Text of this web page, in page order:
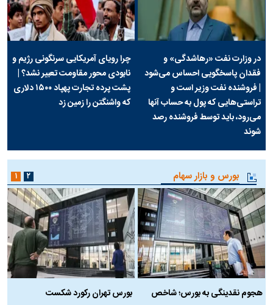
در وزارت نفت «رهاشدگی» و
فقدان پاسخگویی احساس می‌شود
| فروشنده نفت وزیر است و
تراستی‌هایی که پول به حساب آنها
می‌رود، باید توسط فروشنده رصد
شوند
چرا رویای آمریکایی سرنگونی رژیم و
نابودی محور مقاومت تعبیر نشد؟ |
پشت پرده تجارت پهپاد‌ ۱۵۰۰ دلاری
که واشنگتن را زمین زد
بورس و بازار سهام
هجوم نقدینگی به بورس؛ شاخص
بورس تهران رکورد شکست
۱ ۲